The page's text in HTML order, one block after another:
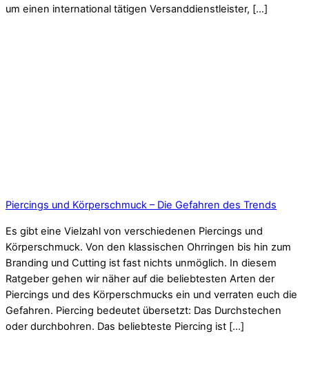
um einen international tätigen Versanddienstleister, […]
Piercings und Körperschmuck – Die Gefahren des Trends
Es gibt eine Vielzahl von verschiedenen Piercings und
Körperschmuck. Von den klassischen Ohrringen bis hin zum
Branding und Cutting ist fast nichts unmöglich. In diesem
Ratgeber gehen wir näher auf die beliebtesten Arten der
Piercings und des Körperschmucks ein und verraten euch die
Gefahren. Piercing bedeutet übersetzt: Das Durchstechen
oder durchbohren. Das beliebteste Piercing ist […]